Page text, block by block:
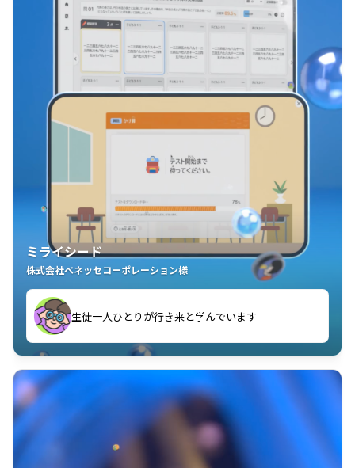
ミライシード
株式会社ベネッセコーポレーション様
生徒一人ひとりが行き来と学んでいます
教室中の児童生徒が「問題が解けてうれしい」「解く
ことが楽しい」を実感しています